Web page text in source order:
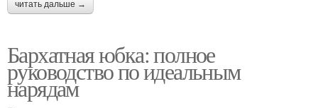
читать дальше →
Бархатная юбка: полное
руководство по идеальным
нарядам